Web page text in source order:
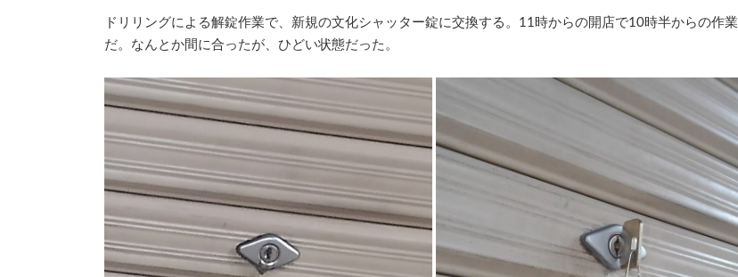
ドリリングによる解錠作業で、新規の文化シャッター錠に交換する。11時からの開店で10時半からの作業
だ。なんとか間に合ったが、ひどい状態だった。